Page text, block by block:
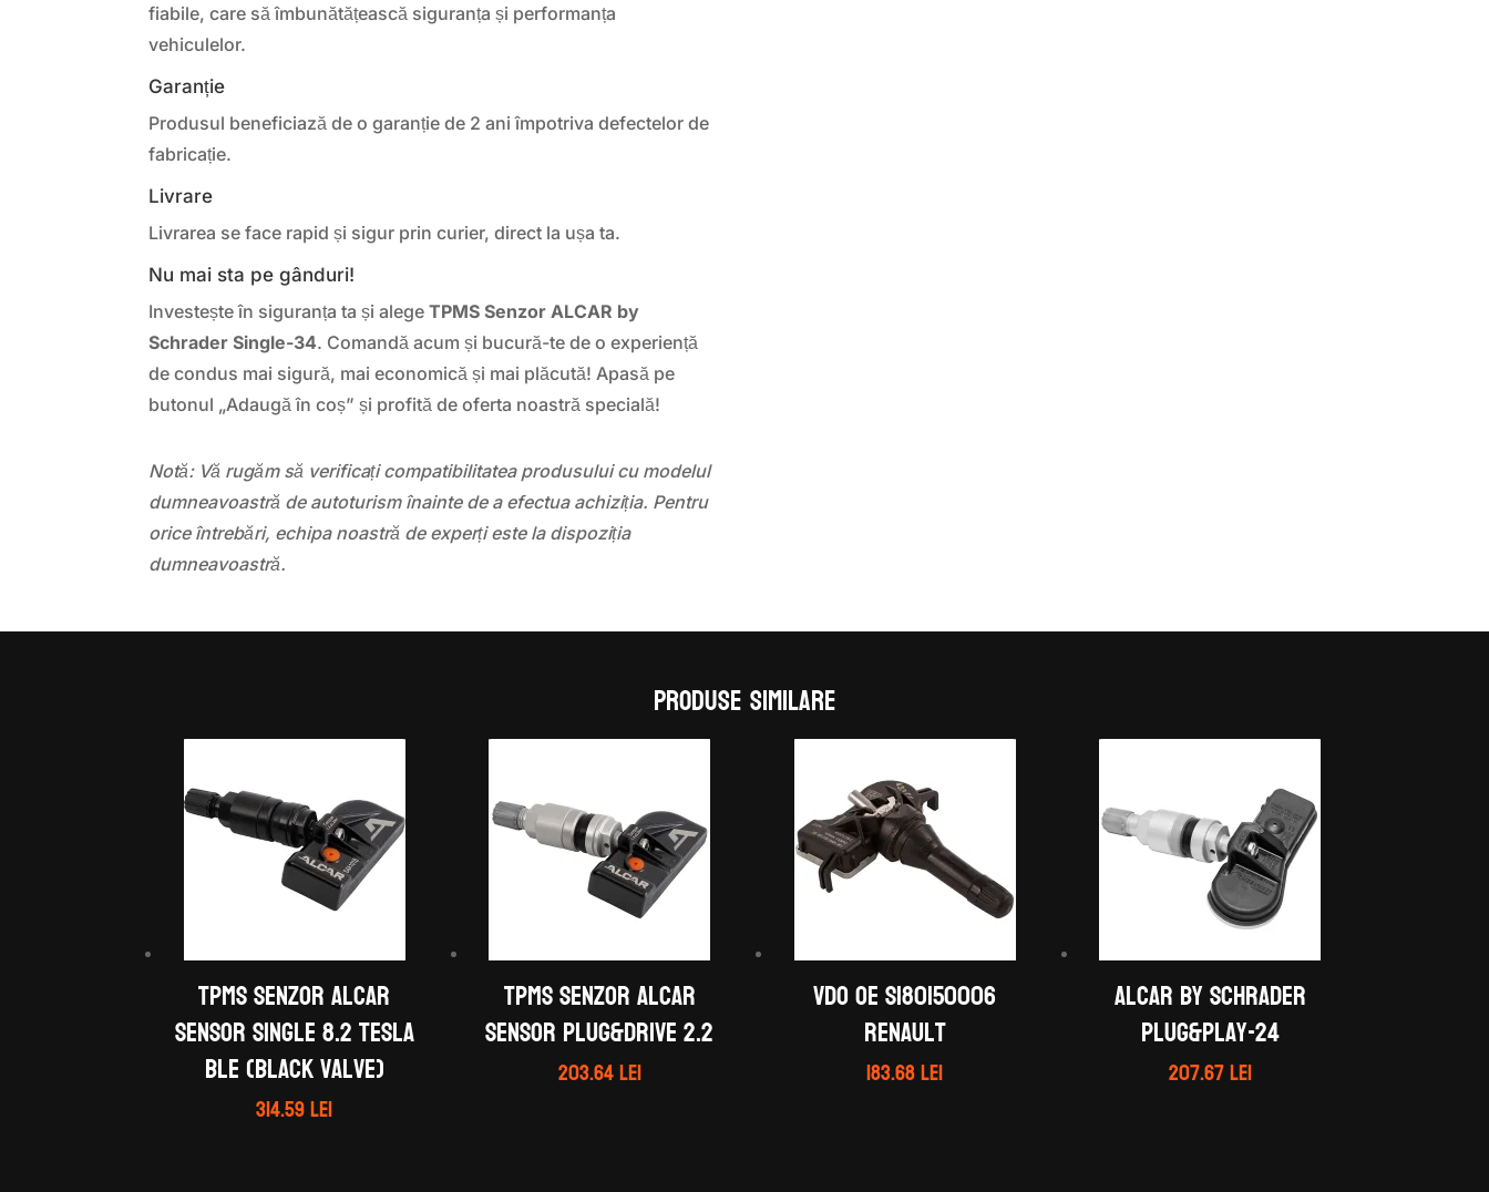
fiabile, care să îmbunătățească siguranța și performanța
vehiculelor.
Garanție
Produsul beneficiază de o garanție de 2 ani împotriva defectelor de
fabricație.
Livrare
Livrarea se face rapid și sigur prin curier, direct la ușa ta.
Nu mai sta pe gânduri!
Investește în siguranța ta și alegeTPMS Senzor ALCAR by
Schrader Single-34. Comandă acum și bucură-te de o experiență
de condus mai sigură, mai economică și mai plăcută! Apasă pe
butonul „Adaugă în coș” și profită de oferta noastră specială!
Notă: Vă rugăm să verificați compatibilitatea produsului cu modelul
dumneavoastră de autoturism înainte de a efectua achiziția. Pentru
orice întrebări, echipa noastră de experți este la dispoziția
dumneavoastră.
Produse similare
TPMS Senzor ALCAR
Sensor Single 8.2 TESLA
BLE (black valve)
314.59lei
TPMS Senzor ALCAR
Sensor Plug&Drive 2.2
203.64lei
VDO OE S180150006
Renault
183.68lei
ALCAR by Schrader
Plug&Play-24
207.67lei